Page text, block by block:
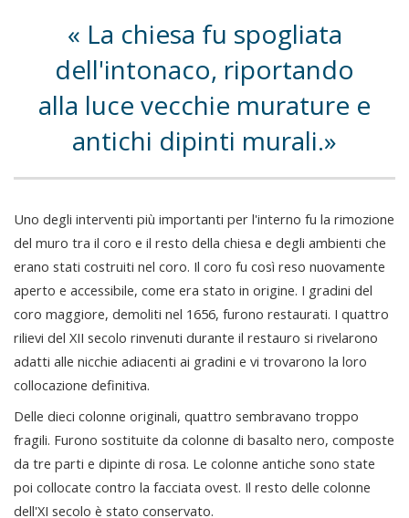
La chiesa fu spogliata
dell'intonaco, riportando
alla luce vecchie murature e
antichi dipinti murali.
Uno degli interventi più importanti per l'interno fu la rimozione
del muro tra il coro e il resto della chiesa e degli ambienti che
erano stati costruiti nel coro. Il coro fu così reso nuovamente
aperto e accessibile, come era stato in origine. I gradini del
coro maggiore, demoliti nel 1656, furono restaurati. I quattro
rilievi del XII secolo rinvenuti durante il restauro si rivelarono
adatti alle nicchie adiacenti ai gradini e vi trovarono la loro
collocazione definitiva.
Delle dieci colonne originali, quattro sembravano troppo
fragili. Furono sostituite da colonne di basalto nero, composte
da tre parti e dipinte di rosa. Le colonne antiche sono state
poi collocate contro la facciata ovest. Il resto delle colonne
dell'XI secolo è stato conservato.